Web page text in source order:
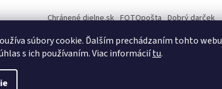
súbory cookie. Ďalším prechádzaním tohto webu
s ich používaním. Viac informáciítu.
Chránené dielne.sk FOTOpošta Dobrý darček
INFO